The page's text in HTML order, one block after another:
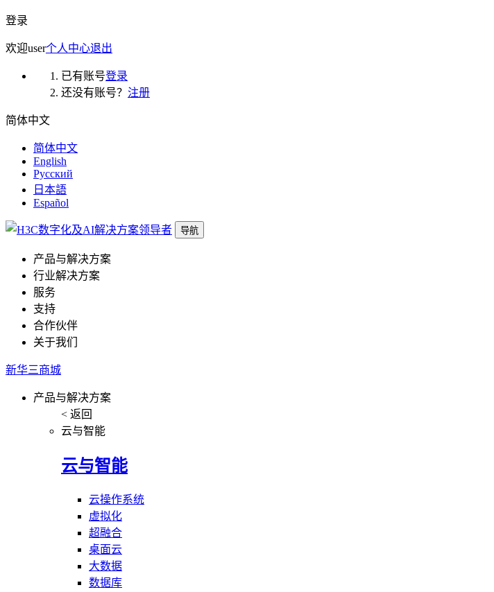
登录
欢迎user个人中心退出
已有账号登录
还没有账号？ 注册
简体中文
简体中文
English
Русский
日本語
Español
导航
产品与解决方案
行业解决方案
服务
支持
合作伙伴
关于我们
新华三商城
产品与解决方案
< 返回
云与智能
云与智能
云操作系统
虚拟化
超融合
桌面云
大数据
数据库